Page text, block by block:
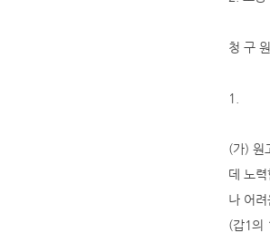
청 구
1.
(가) 원
데 노
나 어
(갑1의